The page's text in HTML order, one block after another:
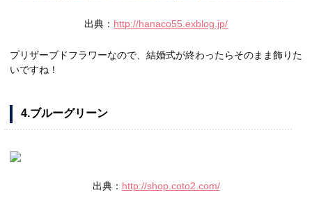
出典： http://hanaco55.exblog.jp/
プリザーブドフラワーなので、結婚式が終わったらそのまま飾りた
いですね！
4.ブルーグリーン
出典： http://shop.coto2.com/